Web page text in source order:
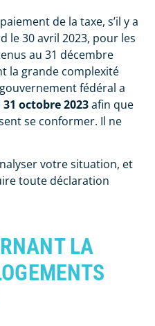
de la taxe, s’il y a
le 30 avril 2023, pour les
au 31 décembre
la grande complexité
fédéral a
octobre 2023afin que
se conformer. Il ne
votre situation, et
toute déclaration
LA